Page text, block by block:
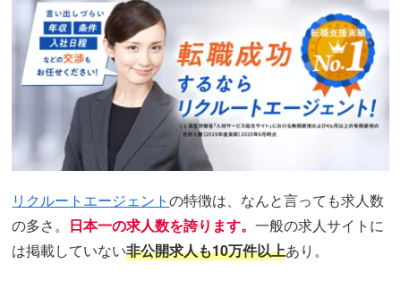
リクルートエージェントの特徴は、なんと言っても求人数
の多さ。 日本一の求人数を誇ります。一般の求人サイトに
は掲載していない非公開求人も10万件以上あり。